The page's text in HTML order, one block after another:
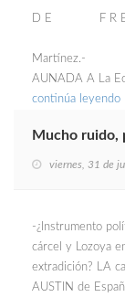
D E F R
Por:
Martínez.-
AUNADA A La
continúa leyendo
Mucho ruido,
viernes, 31 de
-¿Instrumento
cárcel y Lozoya
extradición? LA
AUSTIN de